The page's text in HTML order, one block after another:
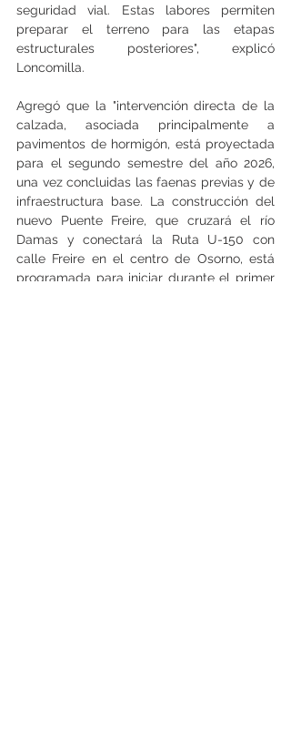
seguridad vial. Estas labores permiten
preparar el terreno para las etapas
estructurales posteriores", explicó
Loncomilla.
Agregó que la "intervención directa de la
calzada, asociada principalmente a
pavimentos de hormigón, está proyectada
para el segundo semestre del año 2026,
una vez concluidas las faenas previas y de
infraestructura base. La construcción del
nuevo Puente Freire, que cruzará el río
Damas y conectará la Ruta U-150 con
calle Freire en el centro de Osorno, está
programada para iniciar durante el primer